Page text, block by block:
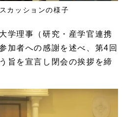
カッションの様子
学理事（研究・産学官連携
加者への感謝を述べ、第4回
旨を宣言し閉会の挨拶を締